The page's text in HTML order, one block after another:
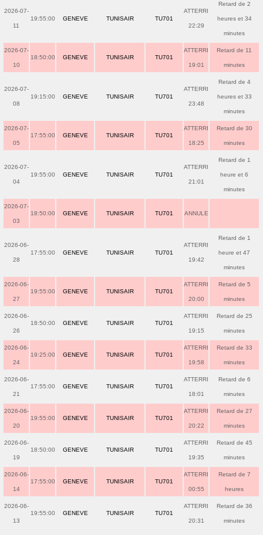
2026-07-
11
19:55:00 GENEVE TUNISAIR TU701
ATTERRI
22:29
Retard de 2
heures et 34
minutes
2026-07-
10
18:50:00 GENEVE TUNISAIR TU701
ATTERRI
19:01
Retard de 11
minutes
2026-07-
08
19:15:00 GENEVE TUNISAIR TU701
ATTERRI
23:48
Retard de 4
heures et 33
minutes
2026-07-
05
17:55:00 GENEVE TUNISAIR TU701
ATTERRI
18:25
Retard de 30
minutes
2026-07-
04
19:55:00 GENEVE TUNISAIR TU701
ATTERRI
21:01
Retard de 1
heure et 6
minutes
2026-07-
03
18:50:00 GENEVE TUNISAIR TU701 ANNULE
2026-06-
28
17:55:00 GENEVE TUNISAIR TU701
ATTERRI
19:42
Retard de 1
heure et 47
minutes
2026-06-
27
19:55:00 GENEVE TUNISAIR TU701
ATTERRI
20:00
Retard de 5
minutes
2026-06-
26
18:50:00 GENEVE TUNISAIR TU701
ATTERRI
19:15
Retard de 25
minutes
2026-06-
24
19:25:00 GENEVE TUNISAIR TU701
ATTERRI
19:58
Retard de 33
minutes
2026-06-
21
17:55:00 GENEVE TUNISAIR TU701
ATTERRI
18:01
Retard de 6
minutes
2026-06-
20
19:55:00 GENEVE TUNISAIR TU701
ATTERRI
20:22
Retard de 27
minutes
2026-06-
19
18:50:00 GENEVE TUNISAIR TU701
ATTERRI
19:35
Retard de 45
minutes
2026-06-
14
17:55:00 GENEVE TUNISAIR TU701
ATTERRI
00:55
Retard de 7
heures
2026-06-
13
19:55:00 GENEVE TUNISAIR TU701
ATTERRI
20:31
Retard de 36
minutes